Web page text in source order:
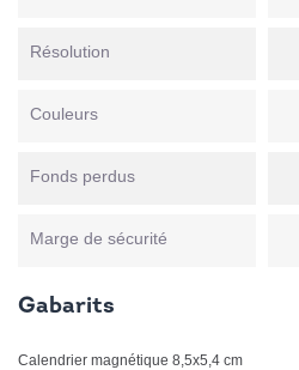
Résolution
Couleurs
Fonds perdus
Marge de sécurité
Gabarits
Calendrier magnétique 8,5x5,4 cm